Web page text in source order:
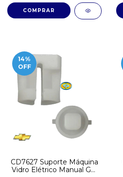
14%
OFF
CD7627 Suporte Máquina
Vidro Elétrico Manual GM